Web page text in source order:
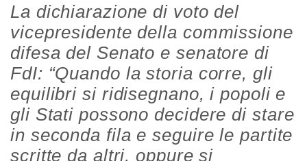
La dichiarazione di voto del
vicepresidente della commissione
difesa del Senato e senatore di
FdI: “Quando la storia corre, gli
equilibri si ridisegnano, i popoli e
gli Stati possono decidere di stare
in seconda fila e seguire le partite
scritte da altri, oppure si